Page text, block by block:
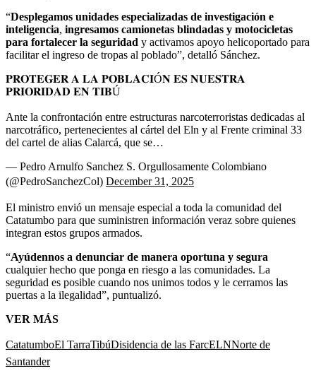
“Desplegamos unidades especializadas de investigación e
inteligencia, ingresamos camionetas blindadas y motocicletas
para fortalecer la seguridad y activamos apoyo helicoportado para
facilitar el ingreso de tropas al poblado”, detalló Sánchez.
𝐏𝐑𝐎𝐓𝐄𝐆𝐄𝐑 𝐀 𝐋𝐀 𝐏𝐎𝐁𝐋𝐀𝐂𝐈Ó𝐍 𝐄𝐒 𝐍𝐔𝐄𝐒𝐓𝐑𝐀
𝐏𝐑𝐈𝐎𝐑𝐈𝐃𝐀𝐃 𝐄𝐍 𝐓𝐈𝐁Ú
Ante la confrontación entre estructuras narcoterroristas dedicadas al
narcotráfico, pertenecientes al cártel del Eln y al Frente criminal 33
del cartel de alias Calarcá, que se…
— Pedro Arnulfo Sanchez S. Orgullosamente Colombiano
(@PedroSanchezCol) December 31, 2025
El ministro envió un mensaje especial a toda la comunidad del
Catatumbo para que suministren información veraz sobre quienes
integran estos grupos armados.
“Ayúdennos a denunciar de manera oportuna y segura
cualquier hecho que ponga en riesgo a las comunidades. La
seguridad es posible cuando nos unimos todos y le cerramos las
puertas a la ilegalidad”, puntualizó.
VER MÁS
CatatumboEl TarraTibúDisidencia de las FarcELNNorte de
Santander